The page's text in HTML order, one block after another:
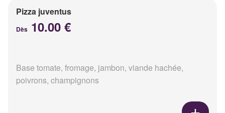
Pizza juventus
Dès 10.00 €
Base tomate, fromage, jambon, viande hachée,
poivrons, champignons